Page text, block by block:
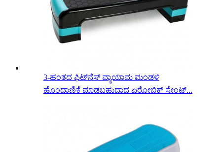
3-ಹಂತದ ಫಿಟ್‌ನೆಸ್ ವ್ಯಾಯಾಮ ಮಂಡಳಿ
ಹೊಂದಾಣಿಕೆ ಮಾಡಬಹುದಾದ ಏರೋಬಿಕ್ ಸೇಂಟ್...